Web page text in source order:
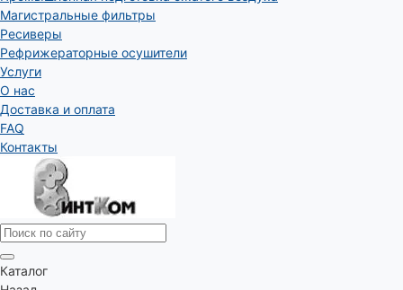
Магистральные фильтры
Ресиверы
Рефрижераторные осушители
Услуги
О нас
Доставка и оплата
FAQ
Контакты
Каталог